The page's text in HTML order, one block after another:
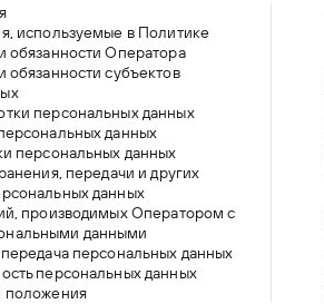
используемые в Политике
обязанности Оператора
субъектов
персональных данных
данных
персональных данных
передачи и других
данных
производимых Оператором с
данными
персональных данных
персональных данных
положения